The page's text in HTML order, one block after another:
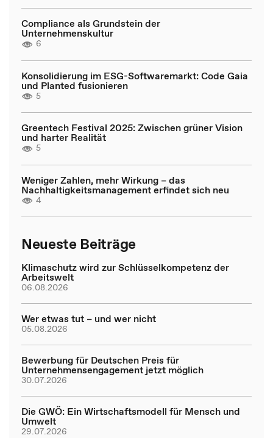
Compliance als Grundstein der
Unternehmenskultur
6
Konsolidierung im ESG-Softwaremarkt: Code Gaia
und Planted fusionieren
5
Greentech Festival 2025: Zwischen grüner Vision
und harter Realität
5
Weniger Zahlen, mehr Wirkung – das
Nachhaltigkeitsmanagement erfindet sich neu
4
Neueste Beiträge
Klimaschutz wird zur Schlüsselkompetenz der
Arbeitswelt
06.08.2026
Wer etwas tut – und wer nicht
05.08.2026
Bewerbung für Deutschen Preis für
Unternehmensengagement jetzt möglich
30.07.2026
Die GWÖ: Ein Wirtschaftsmodell für Mensch und
Umwelt
29.07.2026